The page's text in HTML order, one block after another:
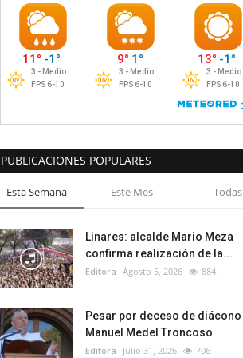
PUBLICACIONES POPULARES
Esta Semana Este Mes Todas
Linares: alcalde Mario Meza
confirma realización de la...
Editora Agosto 5, 2026 884
Pesar por deceso de diácono
Manuel Medel Troncoso
Editora Julio 31, 2026 706